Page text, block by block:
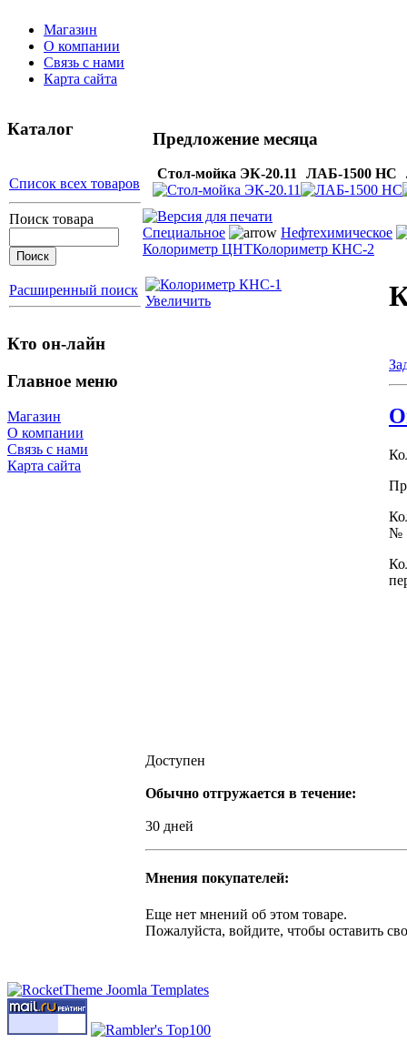
Магазин
О компании
Связь с нами
Карта сайта
Каталог
Список всех товаров
Поиск товара
Расширенный поиск
Кто он-лайн
Главное меню
Магазин
О компании
Связь с нами
Карта сайта
Предложение месяца
Стол-мойка ЭК-20.11 ЛАБ-1500 НС
Специальное
Нефтехимическое
Колориметр ЦНТКолориметр КНС-2
Увеличить
№
Доступен
Обычно отгружается в течение:
30 дней
Мнения покупателей:
Еще нет мнений об этом товаре.
Пожалуйста, войдите, чтобы оставить